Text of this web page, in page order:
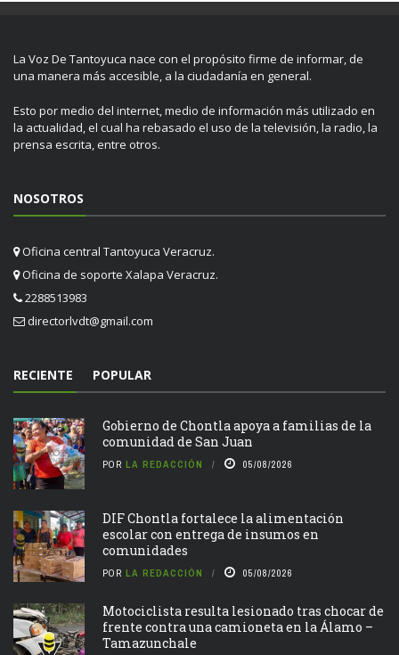
La Voz De Tantoyuca nace con el propósito firme de informar, de
una manera más accesible, a la ciudadanía en general.
Esto por medio del internet, medio de información más utilizado en
la actualidad, el cual ha rebasado el uso de la televisión, la radio, la
prensa escrita, entre otros.
NOSOTROS
Oficina central Tantoyuca Veracruz.
Oficina de soporte Xalapa Veracruz.
2288513983
directorlvdt@gmail.com
RECIENTE POPULAR
Gobierno de Chontla apoya a familias de la
comunidad de San Juan
POR LA REDACCIÓN 05/08/2026
DIF Chontla fortalece la alimentación
escolar con entrega de insumos en
comunidades
POR LA REDACCIÓN 05/08/2026
Motociclista resulta lesionado tras chocar de
frente contra una camioneta en la Álamo –
Tamazunchale